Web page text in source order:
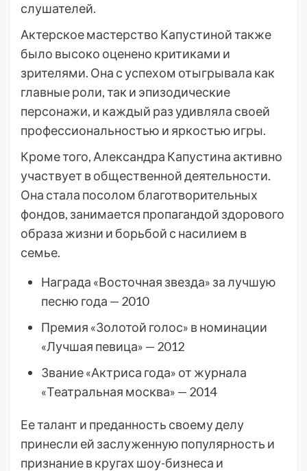
слушателей.
Актерское мастерство Капустиной также
было высоко оценено критиками и
зрителями. Она с успехом отыгрывала как
главные роли, так и эпизодические
персонажи, и каждый раз удивляла своей
профессиональностью и яркостью игры.
Кроме того, Александра Капустина активно
участвует в общественной деятельности.
Она стала посолом благотворительных
фондов, занимается пропагандой здорового
образа жизни и борьбой с насилием в
семье.
Награда «Восточная звезда» за лучшую
песню года — 2010
Премия «Золотой голос» в номинации
«Лучшая певица» — 2012
Звание «Актриса года» от журнала
«Театральная москва» — 2014
Ее талант и преданность своему делу
принесли ей заслуженную популярность и
признание в кругах шоу-бизнеса и